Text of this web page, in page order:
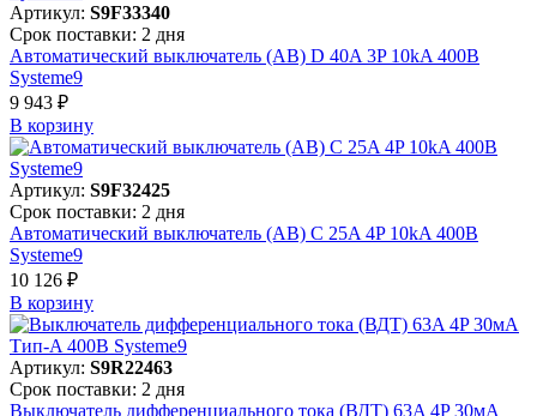
Артикул: S9F33340
Срок поставки: 2 дня
Автоматический выключатель (АВ) D 40A 3P 10kA 400В
Systeme9
9 943 ₽
В корзинy
Артикул: S9F32425
Срок поставки: 2 дня
Автоматический выключатель (АВ) C 25A 4P 10kA 400В
Systeme9
10 126 ₽
В корзинy
Артикул: S9R22463
Срок поставки: 2 дня
Выключатель дифференциального тока (ВДТ) 63A 4P 30мА